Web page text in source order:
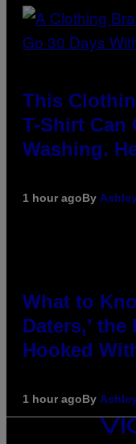
This
T-Shirt Can
Washing.
1 hour agoBy
What to
Daters,’
Hooked
1 hour agoBy
VICE
MEDIA